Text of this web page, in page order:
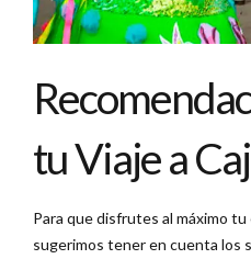
tu Viaje a
Para que disfrutes al máximo
sugerimos tener en cuenta los